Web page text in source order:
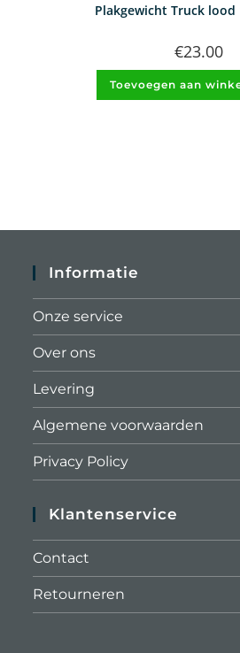
Plakgewicht Truck lood
€23.00
Toevoegen aan
Informatie
Onze service
Over ons
Levering
Algemene voorwaarden
Privacy Policy
Klantenservice
Contact
Retourneren